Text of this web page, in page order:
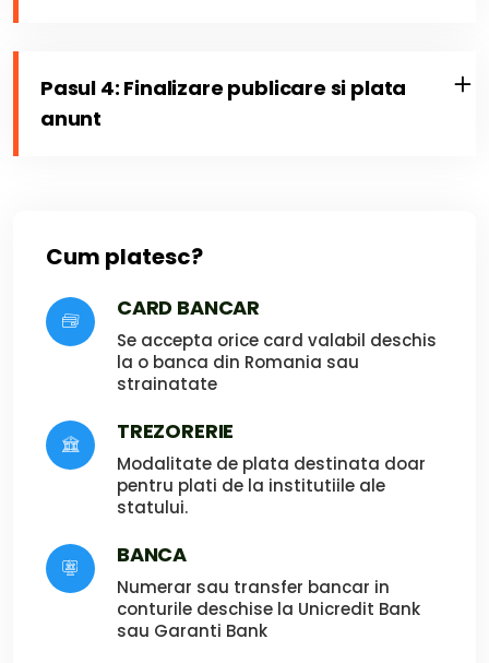
Pasul 4: Finalizare publicare si plata
anunt
Cum platesc?
CARD BANCAR
Se accepta orice card valabil deschis
la o banca din Romania sau
strainatate
TREZORERIE
Modalitate de plata destinata doar
pentru plati de la institutiile ale
statului.
BANCA
Numerar sau transfer bancar in
conturile deschise la Unicredit Bank
sau Garanti Bank